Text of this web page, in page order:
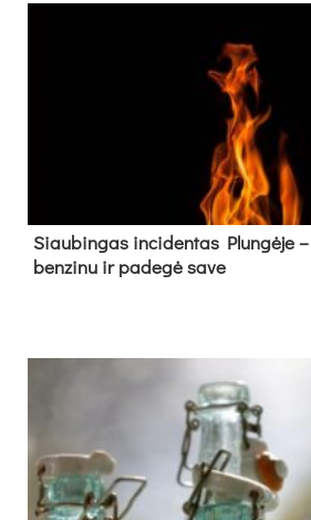
Siau­bin­gas in­ci­den­tas Plun­gė­je
ben­zi­nu ir pa­de­gė sa­ve